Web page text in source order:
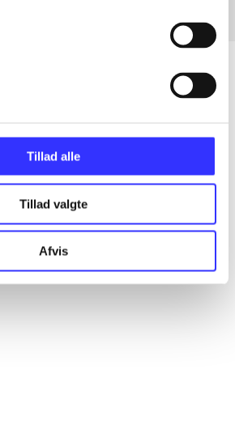
Tillad alle
Tillad valgte
Afvis
fordelt på udgivelser